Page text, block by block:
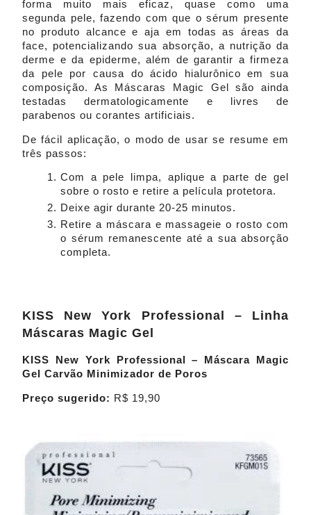
forma muito mais eficaz, quase como uma
segunda pele, fazendo com que o sérum presente
no produto alcance e aja em todas as áreas da
face, potencializando sua absorção, a nutrição da
derme e da epiderme, além de garantir a firmeza
da pele por causa do ácido hialurônico em sua
composição. As Máscaras Magic Gel são ainda
testadas dermatologicamente e livres de
parabenos ou corantes artificiais.
De fácil aplicação, o modo de usar se resume em
três passos:
Com a pele limpa, aplique a parte de gel
sobre o rosto e retire a película protetora.
Deixe agir durante 20-25 minutos.
Retire a máscara e massageie o rosto com
o sérum remanescente até a sua absorção
completa.
KISS New York Professional – Linha
Máscaras Magic Gel
KISS New York Professional – Máscara Magic
Gel Carvão Minimizador de Poros
Preço sugerido: R$ 19,90